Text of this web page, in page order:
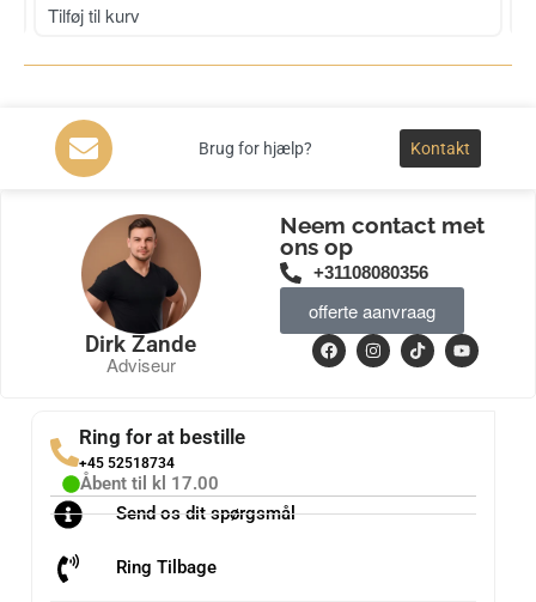
Tilføj til kurv
Brug for hjælp? Kontakt
Neem contact met
ons op
+31108080356
offerte aanvraag
Dirk Zande
Adviseur
Ring for at bestille
+45 52518734
Åbent til kl 17.00
Send os dit spørgsmål
Ring Tilbage